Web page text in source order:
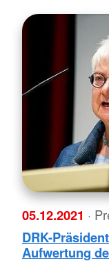
05.12.2021 ·
DRK-
Aufwertung